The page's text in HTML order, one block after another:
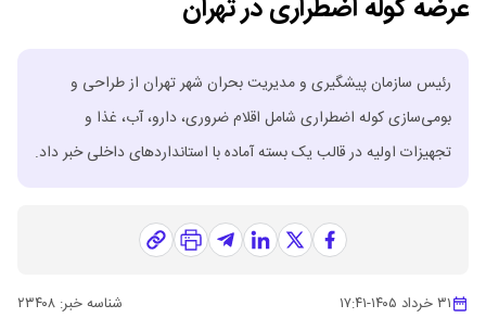
عرضه کوله اضطراری در تهران
رئیس سازمان پیشگیری و مدیریت بحران شهر تهران از طراحی و
بومی‌سازی کوله اضطراری شامل اقلام ضروری، دارو، آب، غذا و
تجهیزات اولیه در قالب یک بسته آماده با استانداردهای داخلی خبر داد.
۳۱ خرداد ۱۴۰۵ -۱۷:۴۱ شناسه خبر: ۲۳۴۰۸